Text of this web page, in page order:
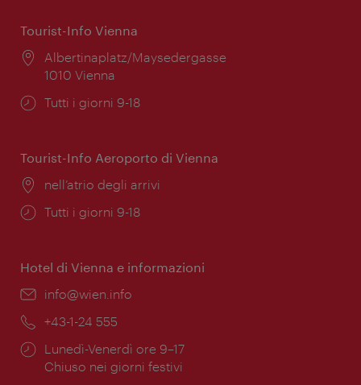
Tourist-Info Vienna
Posizione:
Albertinaplatz/Maysedergasse
1010 Vienna
Orari
Tutti i giorni 9-18
Tourist-Info Aeroporto di Vienna
Posizione:
nell’atrio degli arrivi
Orari
Tutti i giorni 9-18
Hotel di Vienna e informazioni
Email:
info@wien.info
Telefono:
+43-1-24 555
Orari
di
Lunedì-Venerdì ore 9–17
Chiuso nei giorni festivi